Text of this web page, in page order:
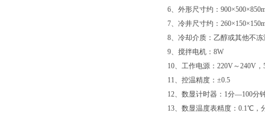
6、外形尺寸约：
7、冷井尺寸约：
8、冷却介质：乙醇或其他不冻
9、搅拌电机： 8W
10、 工作电源： 220V～240V ，
11、 控温精度： ±0.5
12、数显计时器： 1分—100分
13、数显温度表精度： 0.1℃ ，